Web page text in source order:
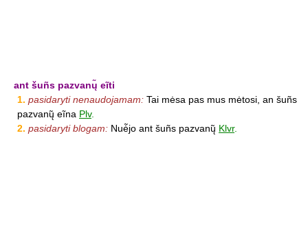
ant šuñs pazvanų̃ eĩti
1. pasidaryti nenaudojamam: Tai mėsa pas mus mėtosi, an šuñs
pazvanų̃ eĩna Plv.
2. pasidaryti blogam: Nuė̃jo ant šuñs pazvanų̃ Klvr.